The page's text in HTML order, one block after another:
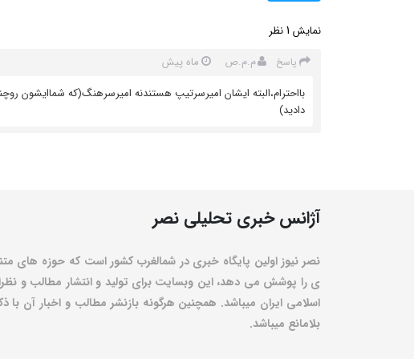
نمایش 1نظر
پاسخ م.م.ص
ماه پیش
بااحترام،البته ایشان امیرسرتیپ هستندنه امیرسرهنگ(که شماایشون
دادید)
آژانس خبری تحلیلی نصر
نصر نیوز اولین پایگاه خبری در شمالغرب کشور است که حوزه های
ی را پوشش می دهد، این وبسایت برای تولید و انتشار مطالب و
اسلامی ایران میباشد. همچنین هرگونه بازنشر مطالب و اخبار آن با
بلامانع میباشد.